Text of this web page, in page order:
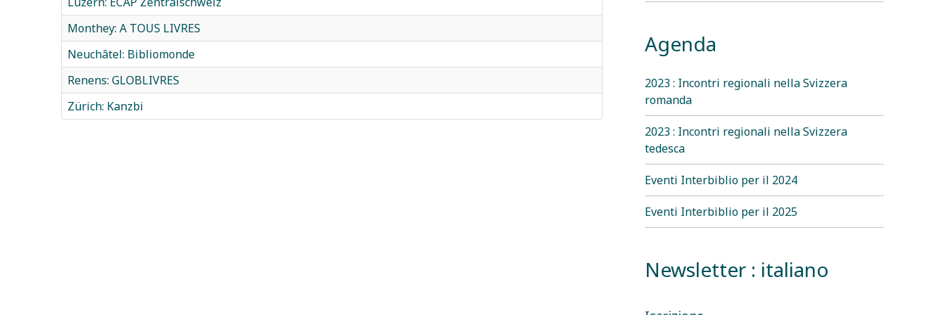
Monthey: A TOUS LIVRES
Neuchâtel: Bibliomonde
Renens: GLOBLIVRES
Zürich: Kanzbi
Agenda
2023 : Incontri regionali nella Svizzera
romanda
2023 : Incontri regionali nella Svizzera
tedesca
Eventi Interbiblio per il 2024
Eventi Interbiblio per il 2025
Newsletter : italiano